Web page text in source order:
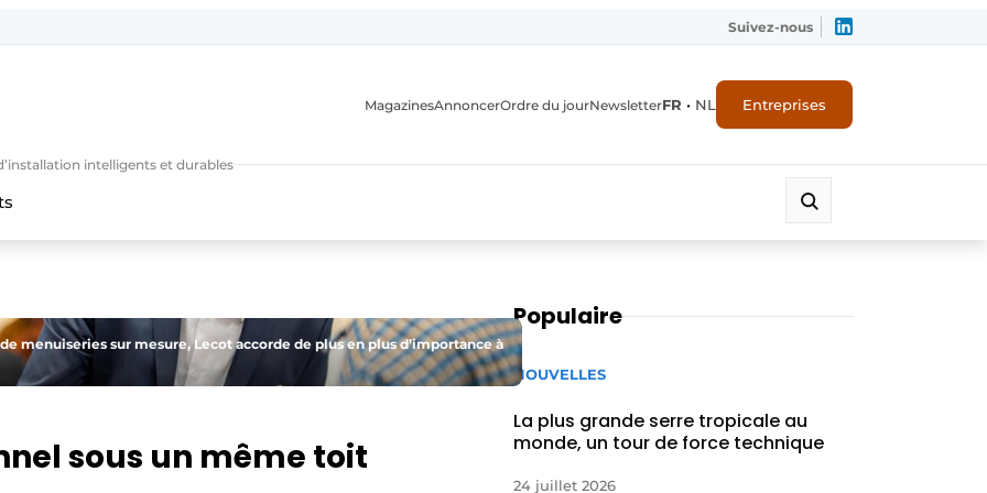
Suivez-nous
intelligents et durables
MagazinesAnnoncerOrdre du jourNewsletterFR • NL Entreprises
menuiseries sur mesure, Lecot accorde de plus en plus d’importance à
sous un même toit
Populaire
NOUVELLES
La plus grande serre tropicale au
monde, un tour de force technique
24 juillet 2026